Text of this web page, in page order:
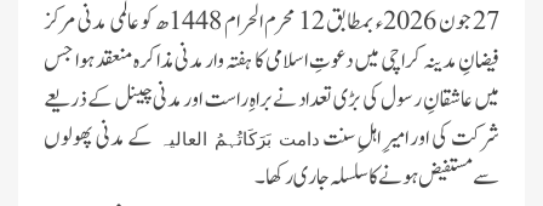
27 جون 2026ء بمطابق 12 محرم الحرام 1448ھ کو عالمی مدنی مرکز
فیضانِ مدینہ کراچی میں دعوتِ اسلامی کا ہفتہ وار مدنی مذاکرہ منعقد ہوا جس
میں عاشقانِ رسول کی بڑی تعداد نے براہِ راست اور مدنی چینل کے ذریعے
شرکت کی اور امیرِ اہلِ سنت دامت بَرَکَاتُہمُ العالیہ کے مدنی پھولوں
سے مستفیض ہونے کا سلسلہ جاری رکھا۔